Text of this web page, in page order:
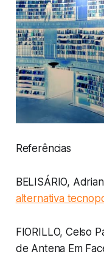
Referências
BELISÁRIO,
alternativa
FIORILLO, Celso
de Antena Em